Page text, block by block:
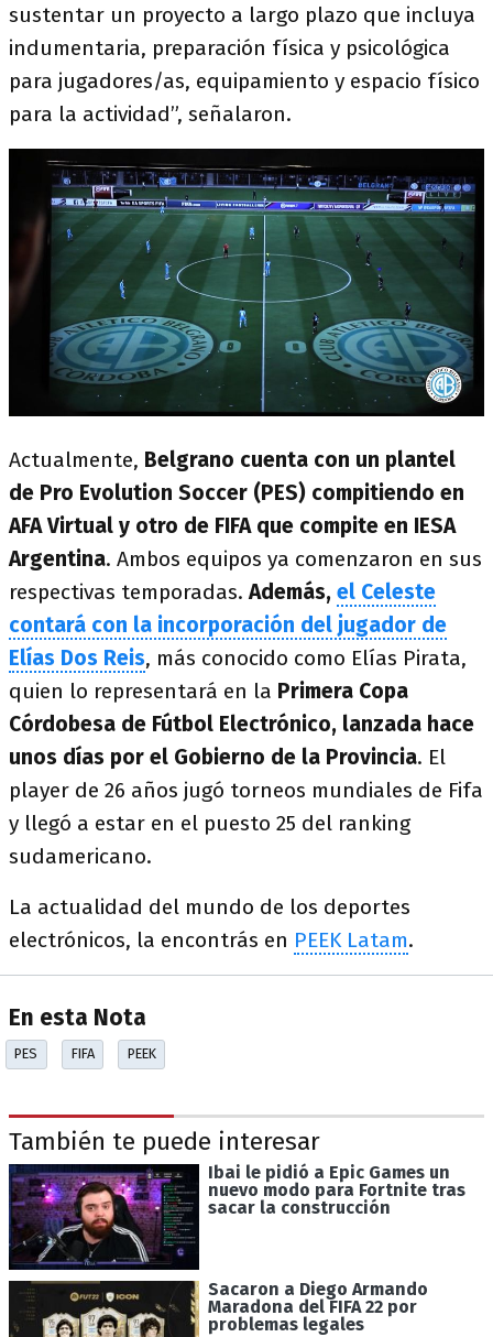
sustentar un proyecto a largo plazo que incluya
indumentaria, preparación física y psicológica
para jugadores/as, equipamiento y espacio físico
para la actividad”, señalaron.
Actualmente, Belgrano cuenta con un plantel
de Pro Evolution Soccer (PES) compitiendo en
AFA Virtual y otro de FIFA que compite en IESA
Argentina. Ambos equipos ya comenzaron en sus
respectivas temporadas.Además, el Celeste
contará con la incorporación del jugador de
Elías Dos Reis, más conocido como Elías Pirata,
quien lo representará en la Primera Copa
Córdobesa de Fútbol Electrónico, lanzada hace
unos días por el Gobierno de la Provincia. El
player de 26 años jugó torneos mundiales de Fifa
y llegó a estar en el puesto 25 del ranking
sudamericano.
La actualidad del mundo de los deportes
electrónicos, la encontrás en PEEK Latam.
En esta Nota
PES FIFA PEEK
También te puede interesar
Ibai le pidió a Epic Games un
nuevo modo para Fortnite tras
sacar la construcción
Sacaron a Diego Armando
Maradona del FIFA 22 por
problemas legales